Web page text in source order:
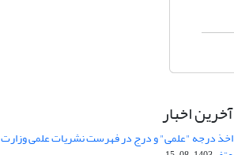
آخرین اخبار
اخذ درجه "علمی" و درج در فهرست نشریات علمی وزارت